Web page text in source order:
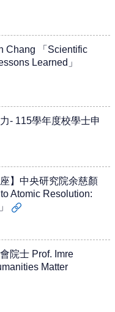
Chang 「Scientific
Learned」
- 115學年度校學士申
】中央研究院余慈顏
Atomic Resolution:
院士 Prof. Imre
Matter